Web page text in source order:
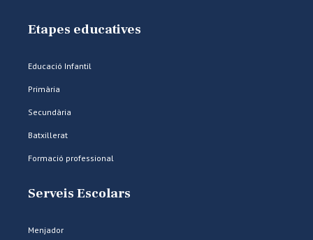
Etapes educatives
Educació Infantil
Primària
Secundària
Batxillerat
Formació professional
Serveis Escolars
Menjador